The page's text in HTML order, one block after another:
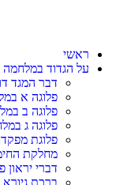
ראשי
על הגדוד במלחמה
דבר המגד
פלוגה א
פלוגה ב
פלוגה ג
פלוגת
מחלקת
דברי יראון
ברכת גיורא